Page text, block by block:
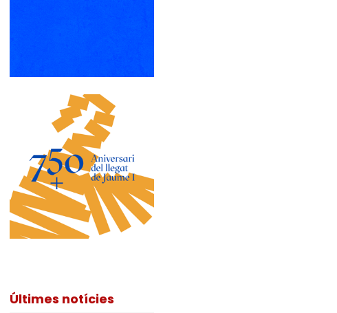
Últimes notícies